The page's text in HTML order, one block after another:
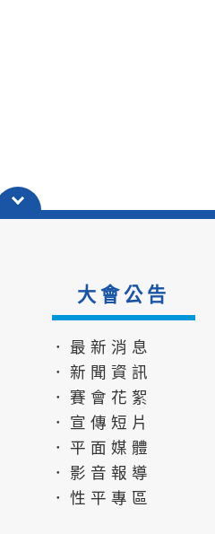
大會公告
．最新消息
．新聞資訊
．賽會花絮
．宣傳短片
．平面媒體
．影音報導
．性平專區